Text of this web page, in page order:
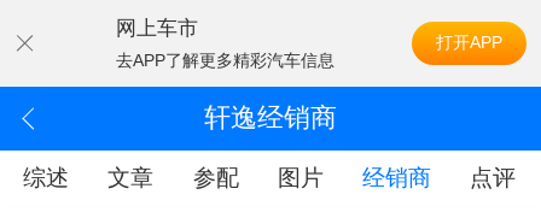
网上车市
去APP了解更多精彩汽车信息
打开APP
轩逸经销商
综述 文章 参配 图片 经销商 点评